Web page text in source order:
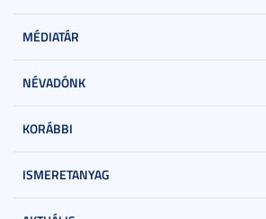
MÉDIATÁR
NÉVADÓNK
KORÁBBI
ISMERETANYAG